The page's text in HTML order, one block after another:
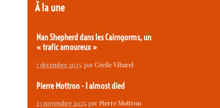
À la une
Nan Shepherd dans les Cairngorms, un
« trafic amoureux »
7 décembre 2025, parCécile Vibarel
Pierre Mottron - I almost died
23 novembre 2025, parPierre Mottron